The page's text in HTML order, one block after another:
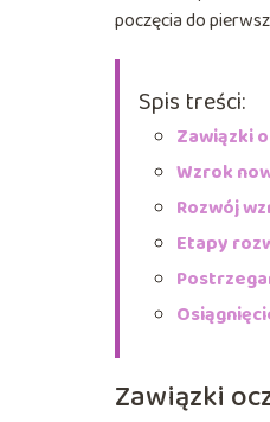
poczęcia do
Spis treści:
Zawiązki
Wzrok
Rozwój
Etapy
Zawiązki